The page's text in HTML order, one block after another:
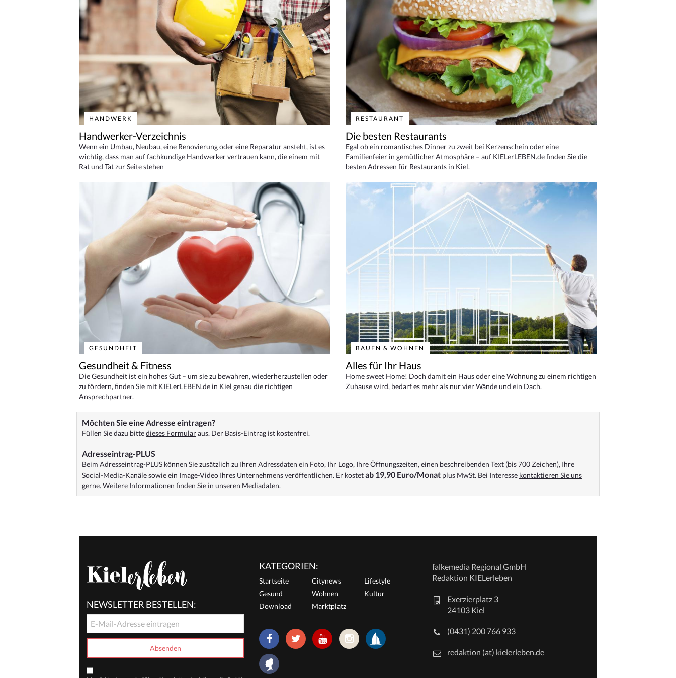
HANDWERK
Handwerker-Verzeichnis
Wenn ein Umbau, Neubau, eine Renovierung oder eine Reparatur ansteht, ist es
wichtig, dass man auf fachkundige Handwerker vertrauen kann, die einem mit
Rat und Tat zur Seite stehen
RESTAURANT
Die besten Restaurants
Egal ob ein romantisches Dinner zu zweit bei Kerzenschein oder eine
Familienfeier in gemütlicher Atmosphäre – auf KIELerLEBEN.de finden Sie die
besten Adressen für Restaurants in Kiel.
GESUNDHEIT
Gesundheit & Fitness
Die Gesundheit ist ein hohes Gut – um sie zu bewahren, wiederherzustellen oder
zu fördern, finden Sie mit KIELerLEBEN.de in Kiel genau die richtigen
Ansprechpartner.
BAUEN & WOHNEN
Alles für Ihr Haus
Home sweet Home! Doch damit ein Haus oder eine Wohnung zu einem richtigen
Zuhause wird, bedarf es mehr als nur vier Wände und ein Dach.
Möchten Sie eine Adresse eintragen?
Füllen Sie dazu bittedieses Formularaus. Der Basis-Eintrag ist kostenfrei.
Adresseintrag-PLUS
Beim Adresseintrag-PLUS können Sie zusätzlich zu Ihren Adressdaten ein Foto, Ihr Logo, Ihre Öffnungszeiten, einen beschreibenden Text (bis 700 Zeichen), Ihre
Social-Media-Kanäle sowie ein Image-Video Ihres Unternehmens veröffentlichen. Er kostetab 19,90 Euro/Monat plus MwSt. Bei Interesse kontaktieren Sie uns
gerne. Weitere Informationen finden Sie in unseren Mediadaten.
NEWSLETTER BESTELLEN:
KATEGORIEN:
Startseite Citynews
Lifestyle
Gesund
Wohnen
Kultur
Download
Marktplatz
falkemedia Regional GmbH
Redaktion KIELerleben
Exerzierplatz 3
24103 Kiel
(0431) 200 766 933
redaktion (at) kielerleben.de